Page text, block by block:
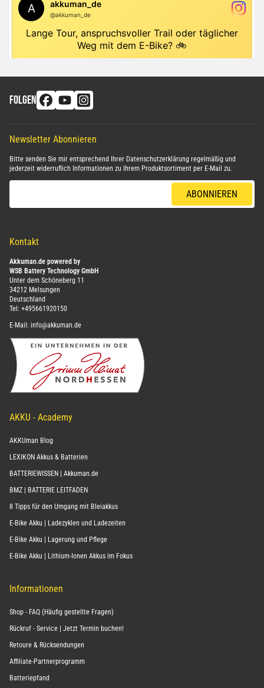
FOLGEN
Newsletter Abonnieren
Bitte senden Sie mir entsprechend Ihrer Datenschutzerklärung regelmäßig und
jederzeit widerruflich Informationen zu Ihrem Produktsortiment per E-Mail zu.
ABONNIEREN
Kontakt
Akkuman.de powered by
WSB Battery Technology GmbH
Unter dem Schöneberg 11
34212 Melsungen
Deutschland
Tel: +495661920150
E-Mail: info@akkuman.de
AKKU - Academy
AKKUman Blog
LEXIKON Akkus & Batterien
BATTERIEWISSEN | Akkuman.de
BMZ | BATTERIE LEITFADEN
8 Tipps für den Umgang mit Bleiakkus
E-Bike Akku | Ladezyklen und Ladezeiten
E-Bike Akku | Lagerung und Pflege
E-Bike Akku | Lithium-Ionen Akkus im Fokus
Informationen
Shop - FAQ (Häufig gestellte Fragen)
Rückruf - Service | Jetzt Termin buchen!
Retoure & Rücksendungen
Affiliate-Partnerprogramm
Batteriepfand